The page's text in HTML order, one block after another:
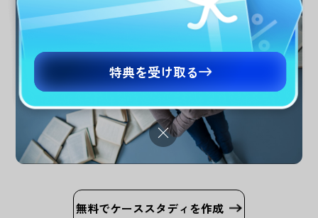
無料でケーススタディを作成
特典を受け取る